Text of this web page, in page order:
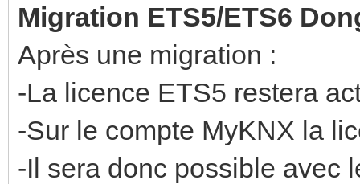
Migration ETS5/ETS6
Après une migration :
-La licence ETS5 restera
-Sur le compte MyKNX la
-Il sera donc possible avec